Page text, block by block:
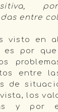
entre
visto en
es por
entre
de
los
y por